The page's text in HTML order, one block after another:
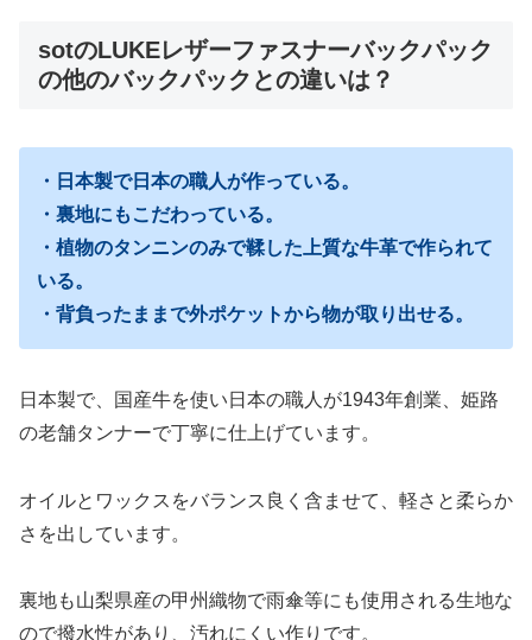
sotのLUKEレザーファスナーバックパック
の他のバックパックとの違いは？
・日本製で日本の職人が作っている。
・裏地にもこだわっている。
・植物のタンニンのみで鞣した上質な牛革で作られて
いる。
・背負ったままで外ポケットから物が取り出せる。
日本製で、国産牛を使い日本の職人が1943年創業、姫路
の老舗タンナーで丁寧に仕上げています。
オイルとワックスをバランス良く含ませて、軽さと柔らか
さを出しています。
裏地も山梨県産の甲州織物で雨傘等にも使用される生地な
ので撥水性があり、汚れにくい作りです。